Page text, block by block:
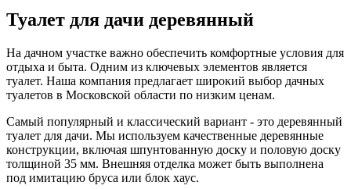
Туалет для дачи деревянный
На дачном участке важно обеспечить комфортные условия для
отдыха и быта. Одним из ключевых элементов является
туалет. Наша компания предлагает широкий выбор дачных
туалетов в Московской области по низким ценам.
Самый популярный и классический вариант - это деревянный
туалет для дачи. Мы используем качественные деревянные
конструкции, включая шпунтованную доску и половую доску
толщиной 35 мм. Внешняя отделка может быть выполнена
под имитацию бруса или блок хаус.